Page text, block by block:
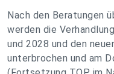
Nach den Beratungen
werden die
und 2028 und den
unterbrochen und am